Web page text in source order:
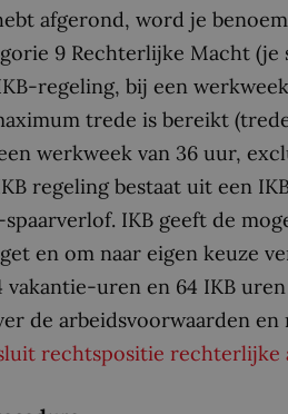
afgerond, word je
9 Rechterlijke Macht (je
regeling, bij een
trede is bereikt
werkweek van 36 uur,
regeling bestaat uit een
IKB geeft de
en om naar eigen keuze
vakantie-uren en 64 IKB
de arbeidsvoorwaarden en
rechtspositie rechterlijke